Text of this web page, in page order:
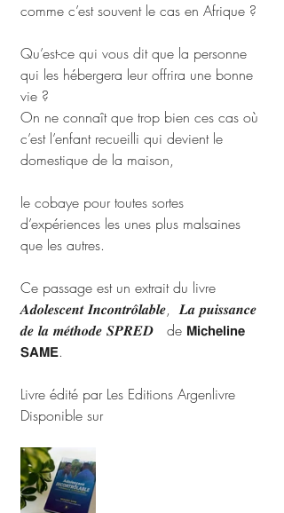
comme c’est souvent le cas en Afrique ?
Qu’est-ce qui vous dit que la personne
qui les hébergera leur offrira une bonne
vie ?
On ne connaît que trop bien ces cas où
c’est l’enfant recueilli qui devient le
domestique de la maison,
le cobaye pour toutes sortes
d’expériences les unes plus malsaines
que les autres.
Ce passage est un extrait du livre
𝑨𝒅𝒐𝒍𝒆𝒔𝒄𝒆𝒏𝒕 𝑰𝒏𝒄𝒐𝒏𝒕𝒓𝒐̂𝒍𝒂𝒃𝒍𝒆,  𝑳𝒂 𝒑𝒖𝒊𝒔𝒔𝒂𝒏𝒄𝒆
𝒅𝒆 𝒍𝒂 𝒎𝒆́𝒕𝒉𝒐𝒅𝒆 𝑺𝑷𝑹𝑬𝑫   de 𝗠𝗶𝗰𝗵𝗲𝗹𝗶𝗻𝗲
𝗦𝗔𝗠𝗘.
Livre édité par Les Editions Argenlivre
Disponible sur